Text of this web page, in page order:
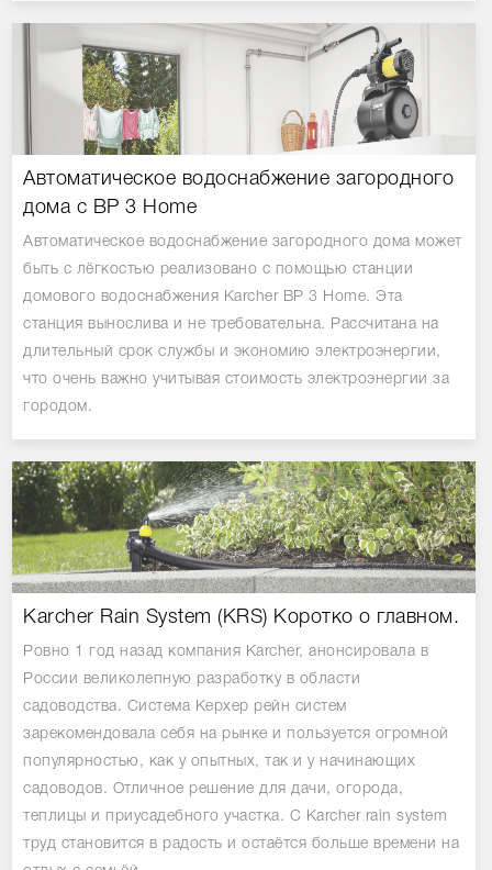
Автоматическое водоснабжение загородного
дома с BP 3 Home
Автоматическое водоснабжение загородного дома может
быть с лёгкостью реализовано с помощью станции
домового водоснабжения Karcher BP 3 Home. Эта
станция вынослива и не требовательна. Рассчитана на
длительный срок службы и экономию электроэнергии,
что очень важно учитывая стоимость электроэнергии за
городом.
Karcher Rain System (KRS) Коротко о главном.
Ровно 1 год назад компания Karcher, анонсировала в
России великолепную разработку в области
садоводства. Система Керхер рейн систем
зарекомендовала себя на рынке и пользуется огромной
популярностью, как у опытных, так и у начинающих
садоводов. Отличное решение для дачи, огорода,
теплицы и приусадебного участка. С Karcher rain system
труд становится в радость и остаётся больше времени на